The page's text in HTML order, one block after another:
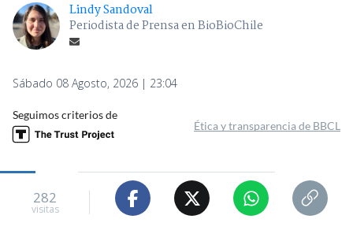
Lindy Sandoval
Periodista de Prensa en BioBioChile
Sábado 08 Agosto, 2026 | 23:04
Seguimos criterios de
Ética y transparencia de BBCL
282
visitas